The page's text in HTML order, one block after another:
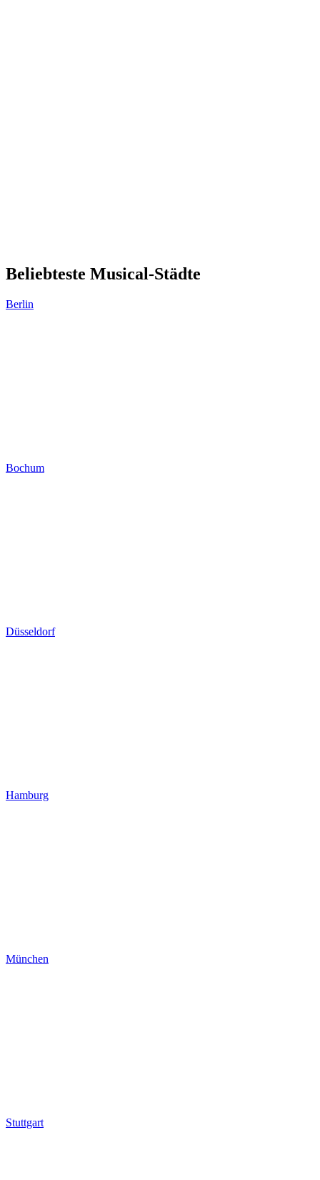
Beliebteste Musical-Städte
Berlin
Bochum
Düsseldorf
Hamburg
München
Stuttgart